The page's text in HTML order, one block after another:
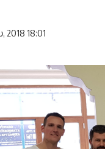
2018 18:01